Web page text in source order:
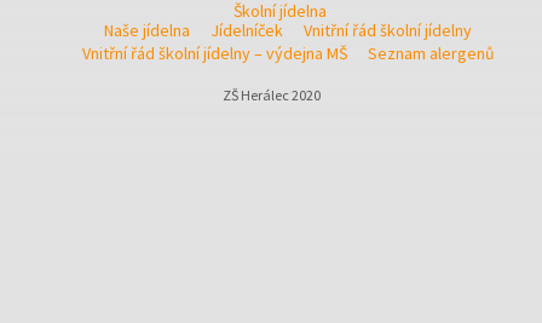
Školní jídelna
Naše jídelna
Jídelníček
Vnitřní řád školní jídelny
Vnitřní řád školní jídelny – výdejna MŠ
Seznam alergenů
ZŠ Herálec 2020